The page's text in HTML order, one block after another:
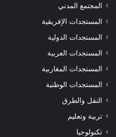
المجتمع المدني
المستجدات الإفريقية
المستجدات الدولية
المستجدات العربية
المستجدات المغاربية
المستجدات الوطنية
النقل والطرق
تربية وتعليم
تكنولوجيا